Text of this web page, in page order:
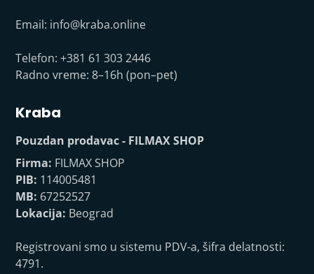
Email: info@kraba.online
Telefon: +381 61 303 2446
Radno vreme: 8–16h (pon–pet)
Kraba
Pouzdan prodavac - FILMAX SHOP
Firma: FILMAX SHOP
PIB: 114005481
MB: 67252527
Lokacija: Beograd
Registrovani smo u sistemu PDV-a, šifra delatnosti:
4791.